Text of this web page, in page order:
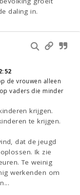
daling in.
de vrouwen alleen
vaders die minder
krijgen.
te krijgen.
dat de jeugd
Ik zie
Te weinig
werkenden om